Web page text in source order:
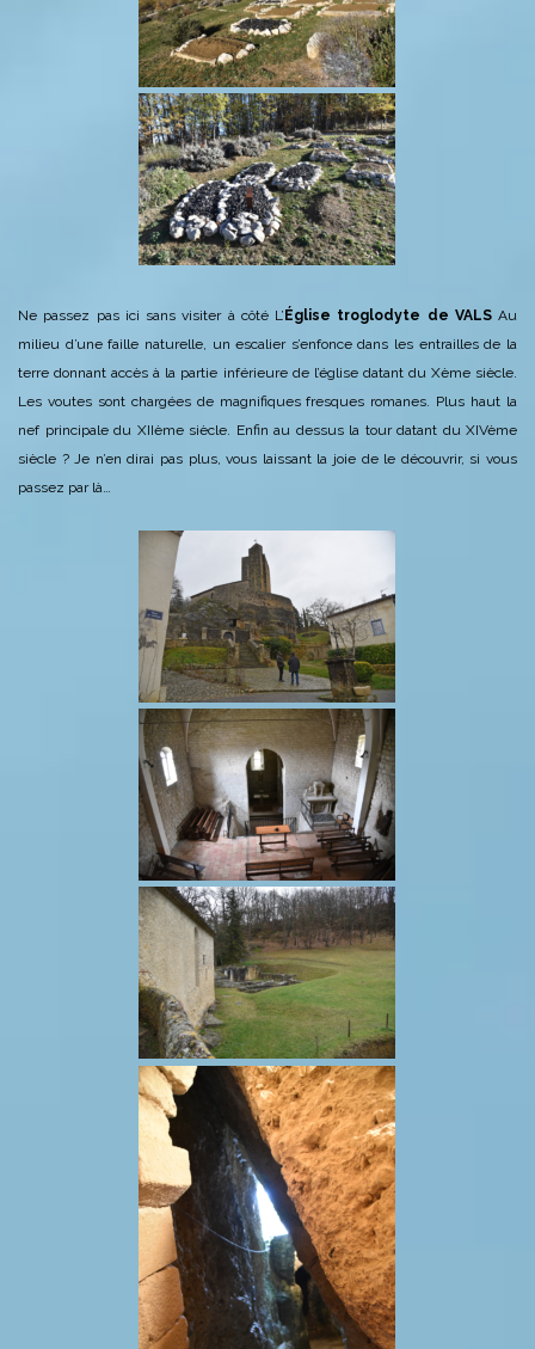
Ne passez pas ici sans visiter à côté L’Église troglodyte de VALS Au
milieu d’une faille naturelle,
un escalier s’enfonce dans les entrailles de la
terredonnant accès à la partie inférieure de l’église datant du Xème siècle.
Les voutes sont chargées de magnifiques fresques romanes. Plus haut la
nef principale du XIIème siècle. Enfin au dessus la tour datant du XIVème
siècle ? Je n’en dirai pas plus, vous laissant la joie de le découvrir, si vous
passez par là…